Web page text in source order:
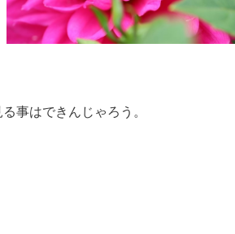
事はできんじゃろう。